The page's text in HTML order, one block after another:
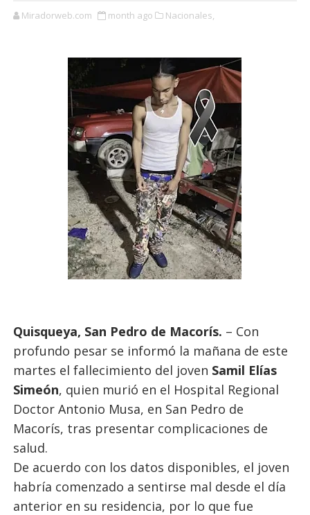
Miradorweb.com month ago Nacionales,
Quisqueya, San Pedro de Macorís. – Con
profundo pesar se informó la mañana de este
martes el fallecimiento del joven Samil Elías
Simeón, quien murió en el Hospital Regional
Doctor Antonio Musa, en San Pedro de
Macorís, tras presentar complicaciones de
salud.
De acuerdo con los datos disponibles, el joven
habría comenzado a sentirse mal desde el día
anterior en su residencia, por lo que fue